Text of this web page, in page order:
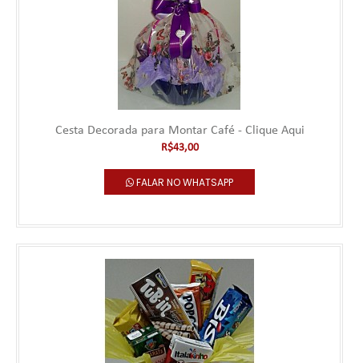
Cesta Decorada para Montar Café - Clique
Aqui
R$43,00
Falar no WhatsApp
Cesta Decorada para Montar Café - Clique Aqui
R$43,00
FALAR NO WHATSAPP